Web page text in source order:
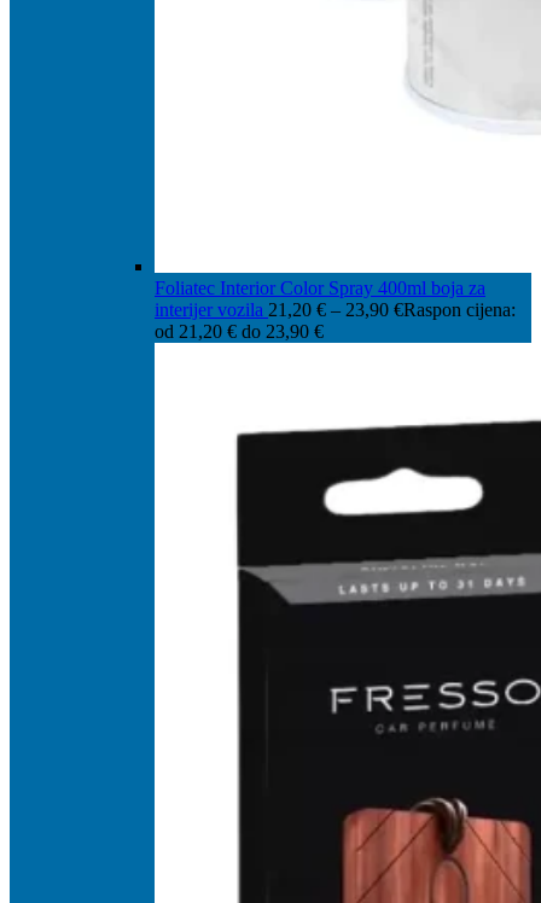
Foliatec Interior Color Spray 400ml boja za
interijer vozila 21,20 € – 23,90 €Raspon cijena:
od 21,20 € do 23,90 €